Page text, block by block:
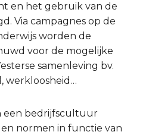
en het gebruik van de
Via campagnes op de
worden de
voor de mogelijke
samenleving bv.
werkloosheid…
een bedrijfscultuur
normen in functie van